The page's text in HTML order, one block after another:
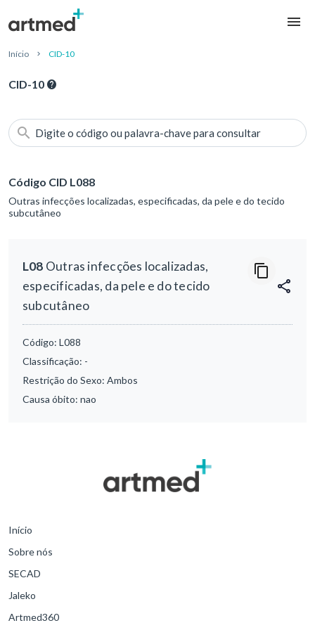
Início CID-10
CID-10
Digite o código ou palavra-chave para consultar
Código CID L088
Outras infecções localizadas, especificadas, da pele e do tecido
subcutâneo
L08 Outras infecções localizadas,
especificadas, da pele e do tecido
subcutâneo
Código: L088
Classificação: -
Restrição do Sexo: Ambos
Causa óbito: nao
Início
Sobre nós
SECAD
Jaleko
Artmed360